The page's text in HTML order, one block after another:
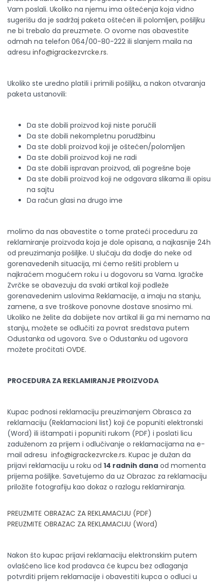
Vam poslali. Ukoliko na njemu ima oštećenja koja vidno
sugerišu da je sadržaj paketa oštećen ili polomljen, pošiljku
ne bi trebalo da preuzmete. O ovome nas obavestite
odmah na telefon 064/00-80-222 ili slanjem maila na
adresu info@igrackezvrcke.rs.
Ukoliko ste uredno platili i primili pošiljku, a nakon otvaranja
paketa ustanovili:
Da ste dobili proizvod koji niste poručili
Da ste dobili nekompletnu porudžbinu
Da ste dobli proizvod koji je oštećen/polomljen
Da ste dobili proizvod koji ne radi
Da ste dobili ispravan proizvod, ali pogrešne boje
Da ste dobili proizvod koji ne odgovara slikama ili opisu
na sajtu
Da račun glasi na drugo ime
molimo da nas obavestite o tome prateći proceduru za
reklamiranje proizvoda koja je dole opisana, a najkasnije 24h
od preuzimanja pošiljke. U slučaju da dodje do neke od
gorenavedenih situacija, mi ćemo rešiti problem u
najkraćem mogućem roku i u dogovoru sa Vama. Igračke
Zvrčke se obavezuju da svaki artikal koji podleže
gorenavedenim uslovima Reklamacije, a imaju na stanju,
zamene, a sve troškove ponovne dostave snosimo mi.
Ukoliko ne želite da dobijete nov artikal ili ga mi nemamo na
stanju, možete se odlučiti za povrat sredstava putem
Odustanka od ugovora. Sve o Odustanku od ugovora
možete pročitati OVDE.
PROCEDURA ZA REKLAMIRANJE PROIZVODA
Kupac podnosi reklamaciju preuzimanjem Obrasca za
reklamaciju (Reklamacioni list) koji će popuniti elektronski
(Word) ili ištampati i popuniti rukom (PDF) i poslati licu
zaduženom za prijem i odlučivanje o reklamacijama na e-
mail adresu info@igrackezvrcke.rs. Kupac je dužan da
prijavi reklamaciju u roku od 14 radnih dana od momenta
prijema pošiljke. Savetujemo da uz Obrazac za reklamaciju
priložite fotografiju kao dokaz o razlogu reklamiranja.
PREUZMITE OBRAZAC ZA REKLAMACIJU (PDF)
PREUZMITE OBRAZAC ZA REKLAMACIJU (Word)
Nakon što kupac prijavi reklamaciju elektronskim putem
ovlašćeno lice kod prodavca će kupcu bez odlaganja
potvrditi prijem reklamacije i obavestiti kupca o odluci u